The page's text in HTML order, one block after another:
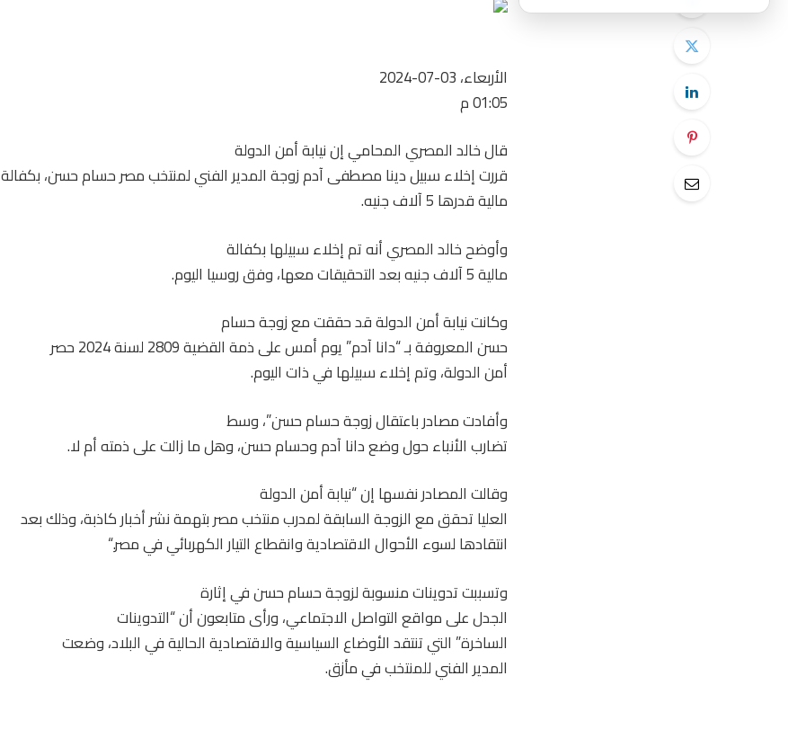
الأربعاء، 03-07-2024
01:05 م
قال خالد المصري المحامي إن نيابة أمن الدولة
قررت إخلاء سبيل دينا مصطفى آدم زوجة المدير الفني لمنتخب مصر حسام حسن، بكفالة
مالية قدرها 5 آلاف جنيه
.
وأوضح خالد المصري أنه تم إخلاء سبيلها بكفالة
مالية 5 آلاف جنيه بعد التحقيقات معها، وفق روسيا اليوم.
وكانت نيابة أمن الدولة قد حققت مع زوجة حسام
حسن المعروفة بـ “دانا آدم” يوم أمس على ذمة القضية 2809 لسنة 2024 حصر
أمن الدولة، وتم إخلاء سبيلها في ذات اليوم.
وأفادت مصادر باعتقال زوجة حسام حسن”، وسط
تضارب الأنباء حول وضع دانا آدم وحسام حسن، وهل ما زالت على ذمته أم لا.
وقالت المصادر نفسها إن “نيابة أمن الدولة
العليا تحقق مع الزوجة السابقة لمدرب منتخب مصر بتهمة نشر أخبار كاذبة، وذلك بعد
انتقادها لسوء الأحوال الاقتصادية وانقطاع التيار الكهربائي في مصر“.
وتسببت تدوينات منسوبة لزوجة حسام حسن في إثارة
الجدل على مواقع التواصل الاجتماعي، ورأى متابعون أن “التدوينات
الساخرة” التي تنتقد الأوضاع السياسية والاقتصادية الحالية في البلاد، وضعت
المدير الفني للمنتخب في مأزق.